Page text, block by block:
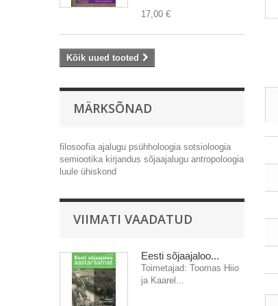
17,00 €
Kõik uued tooted
MÄRKSÕNAD
filosoofia ajalugu psühholoogia sotsioloogia
semiootika kirjandus sõjaajalugu antropoloogia
luule ühiskond
VIIMATI VAADATUD
Eesti sõjaajaloo...
Toimetajad: Toomas Hiio
ja Kaarel...